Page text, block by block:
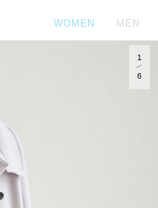
WOMEN MEN
1
6